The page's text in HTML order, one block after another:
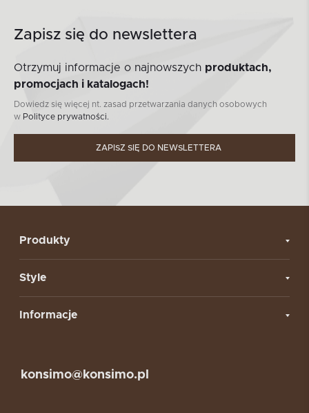
Zapisz się do newslettera
Otrzymuj informacje o najnowszych produktach,
promocjach i katalogach!
Dowiedz się więcej nt. zasad przetwarzania danych osobowych
w Polityce prywatności.
ZAPISZ SIĘ DO NEWSLETTERA
Produkty
Style
Informacje
konsimo@konsimo.pl